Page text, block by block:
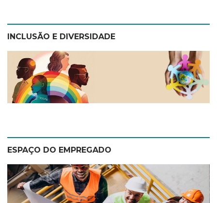
INCLUSÃO E DIVERSIDADE
ESPAÇO DO EMPREGADO